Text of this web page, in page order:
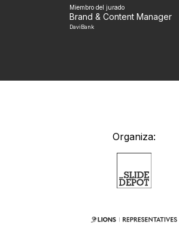
Miembro del jurado
Brand & Content Manager
DaviBank
Organiza: